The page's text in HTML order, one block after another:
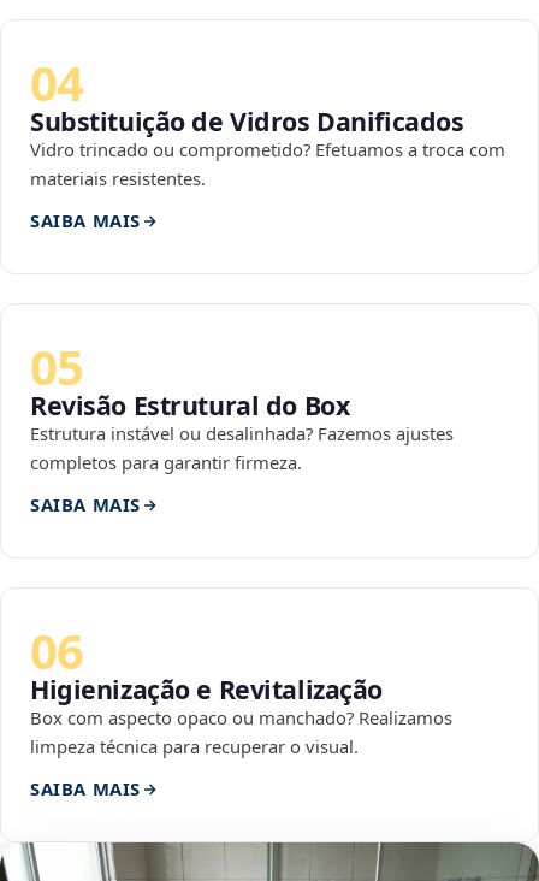
04
Substituição de Vidros Danificados
Vidro trincado ou comprometido? Efetuamos a troca com
materiais resistentes.
SAIBA MAIS
05
Revisão Estrutural do Box
Estrutura instável ou desalinhada? Fazemos ajustes
completos para garantir firmeza.
SAIBA MAIS
06
Higienização e Revitalização
Box com aspecto opaco ou manchado? Realizamos
limpeza técnica para recuperar o visual.
SAIBA MAIS